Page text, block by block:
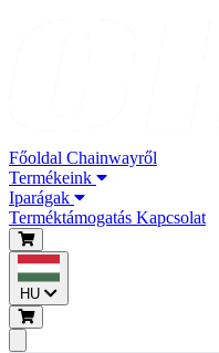
Főoldal Chainwayről
Termékeink
Iparágak
Terméktámogatás Kapcsolat
HU